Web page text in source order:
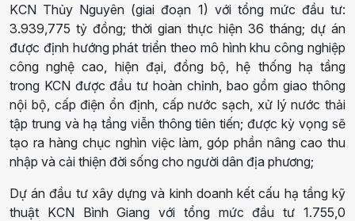
KCN Thủy Nguyên (giai đoạn 1) với tổng mức đầu tư:
3.939 775 tỷ đồng; thời gian thực hiện 36 tháng; dự án
được định hướng phát triển theo mô hình khu công nghiệp
công nghệ cao, hiện đại, đồng bộ , hệ thống hạ tầng
trong KCNđược đầu tư hoàn chỉnh, bao gồm giao thông
nội bộ, cấp điện ổn định, cấp nước sạch, xử lý nước thải
tập trung và hạ tầng viễn thông tiên tiến;được kỳ vọng sẽ
tạo ra hàng chục nghìn việc làm, góp phần nâng cao thu
nhập và cải thiện đời sống cho người dân địa phương;
Dự án đầu tư xây dựng và kinh doanh kết cấu hạ tầng kỹ
thuật KCNBình Giang với tổng mức đầu tư 1.755 ,0